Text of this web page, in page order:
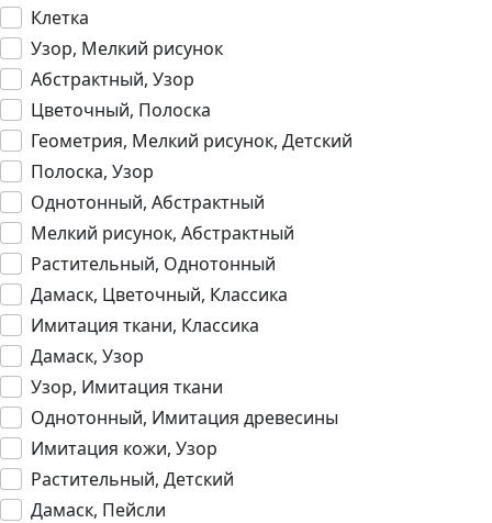
Клетка
Узор, Мелкий рисунок
Абстрактный, Узор
Цветочный, Полоска
Геометрия, Мелкий рисунок, Детский
Полоска, Узор
Однотонный, Абстрактный
Мелкий рисунок, Абстрактный
Растительный, Однотонный
Дамаск, Цветочный, Классика
Имитация ткани, Классика
Дамаск, Узор
Узор, Имитация ткани
Однотонный, Имитация древесины
Имитация кожи, Узор
Растительный, Детский
Дамаск, Пейсли